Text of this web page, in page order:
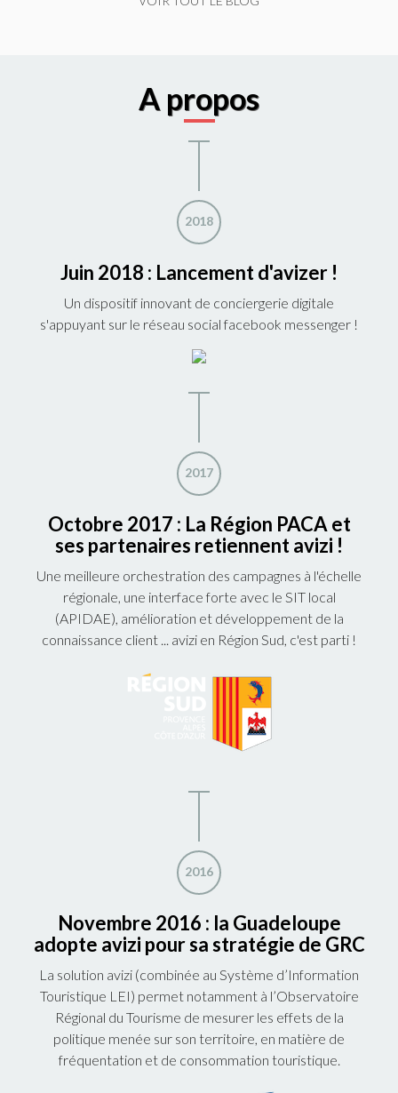
A propos
2018
Juin 2018 : Lancement d'avizer !
Un dispositif innovant de conciergerie digitale
s'appuyant sur le réseau social facebook messenger !
2017
Octobre 2017 : La Région PACA et
ses partenaires retiennent avizi !
Une meilleure orchestration des campagnes à l'échelle
régionale, une interface forte avec le SIT local
(APIDAE), amélioration et développement de la
connaissance client ... avizi en Région Sud, c'est parti !
2016
Novembre 2016 : la Guadeloupe
adopte avizi pour sa stratégie de GRC
La solution avizi (combinée au Système d’Information
Touristique LEI) permet notamment à l’Observatoire
Régional du Tourisme de mesurer les effets de la
politique menée sur son territoire, en matière de
fréquentation et de consommation touristique.